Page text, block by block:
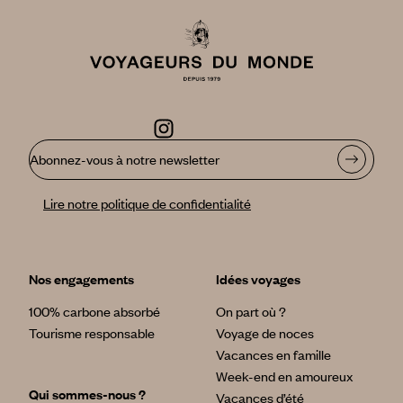
Abonnez-vous à notre newsletter
Lire notre politique de confidentialité
Nos engagements
100% carbone absorbé
Tourisme responsable
Qui sommes-nous ?
Idées voyages
On part où ?
Voyage de noces
Vacances en famille
Week-end en amoureux
Vacances d’été